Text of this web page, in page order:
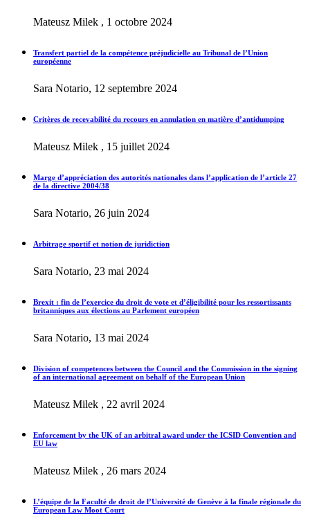
Mateusz Milek , 1 octobre 2024
Transfert partiel de la compétence préjudicielle au Tribunal de l’Union
européenne
Sara Notario, 12 septembre 2024
Critères de recevabilité du recours en annulation en matière d’antidumping
Mateusz Milek , 15 juillet 2024
Marge d’appréciation des autorités nationales dans l’application de l’article 27
de la directive 2004/38
Sara Notario, 26 juin 2024
Arbitrage sportif et notion de juridiction
Sara Notario, 23 mai 2024
Brexit : fin de l’exercice du droit de vote et d’éligibilité pour les ressortissants
britanniques aux élections au Parlement européen
Sara Notario, 13 mai 2024
Division of competences between the Council and the Commission in the signing
of an international agreement on behalf of the European Union
Mateusz Milek , 22 avril 2024
Enforcement by the UK of an arbitral award under the ICSID Convention and
EU law
Mateusz Milek , 26 mars 2024
L’équipe de la Faculté de droit de l’Université de Genève à la finale régionale du
European Law Moot Court